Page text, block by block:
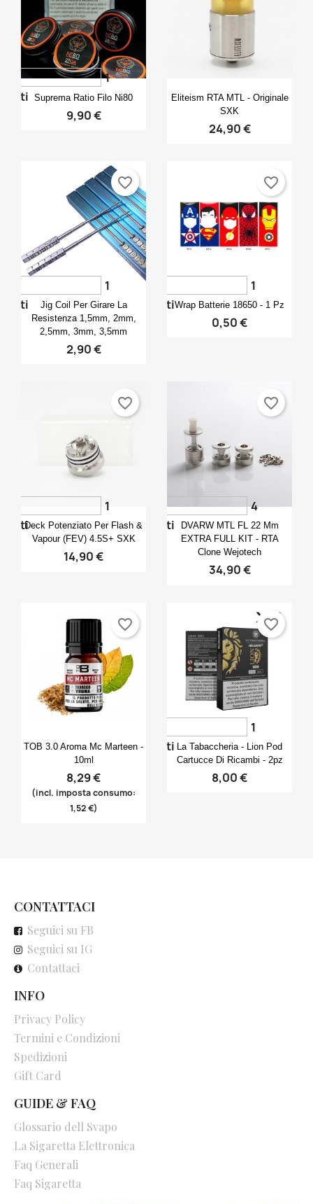
Annulla Crea lista dei desideri
Accedi
Anteprima
Suprema Ratio Filo Ni80
9,90 €
1
voti
Anteprima
Eliteism RTA MTL - Originale
SXK
24,90 €
Anteprima
Jig Coil Per Girare La
Resistenza 1,5mm, 2mm,
2,5mm, 3mm, 3,5mm
2,90 €
1
voti
favorite_border
Anteprima
Wrap Batterie 18650 - 1 Pz
0,50 €
1
voti
favorite_border
Anteprima
Deck Potenziato Per Flash &
Vapour (FEV) 4.5S+ SXK
14,90 €
1
voti
favorite_border
Anteprima
DVARW MTL FL 22 Mm
EXTRA FULL KIT - RTA
Clone Wejotech
34,90 €
4
voti
favorite_border
Anteprima
TOB 3.0 Aroma Mc Marteen -
10ml
8,29 €
(incl. imposta consumo:
1,52 €)
favorite_border
Anteprima
La Tabaccheria - Lion Pod
Cartucce Di Ricambi - 2pz
8,00 €
1
voti
favorite_border
CONTATTACI
Seguici su FB
Seguici su IG
Contattaci
INFO
Privacy Policy
Termini e Condizioni
Spedizioni
Gift Card
GUIDE & FAQ
Glossario dell Svapo
La Sigaretta Elettronica
Faq Generali
Faq Sigaretta